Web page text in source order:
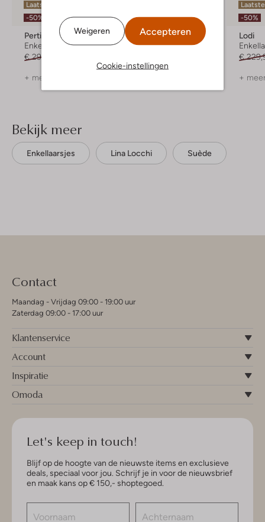
Weigeren Accepteren
Cookie-instellingen
Laatste maten
-50%
Pertini
Enkellaarsjes
€ 299,95
+ meer kleuren
Lina Locchi
Enkellaarsjes
-50%
Lodi
€
+
Bekijk meer
Enkellaarsjes Lina Locchi Suède
Contact
Maandag - Vrijdag 09:00 - 19:00 uur
Zaterdag 09:00 - 17:00 uur
Klantenservice
Account
Inspiratie
Omoda
Let's keep in touch!
Blijf op de hoogte van de nieuwste items en exclusieve
deals, speciaal voor jou. Schrijf je in voor de nieuwsbrief
en maak kans op € 150,- shoptegoed.